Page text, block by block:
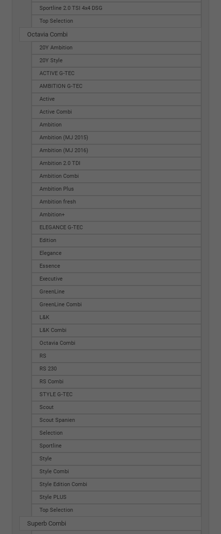
Sportline 2.0 TSI 4x4 DSG
Top Selection
Octavia Combi
20Y Ambition
20Y Style
ACTIVE G-TEC
AMBITION G-TEC
Active
Active Combi
Ambition
Ambition (MJ 2015)
Ambition (MJ 2016)
Ambition 2.0 TDI
Ambition Combi
Ambition Plus
Ambition fresh
Ambition+
ELEGANCE G-TEC
Edition
Elegance
Essence
Executive
GreenLine
GreenLine Combi
L&K
L&K Combi
Octavia Combi
RS
RS 230
RS Combi
STYLE G-TEC
Scout
Scout Spanien
Selection
Sportline
Style
Style Combi
Style Edition Combi
Style PLUS
Top Selection
Superb Combi